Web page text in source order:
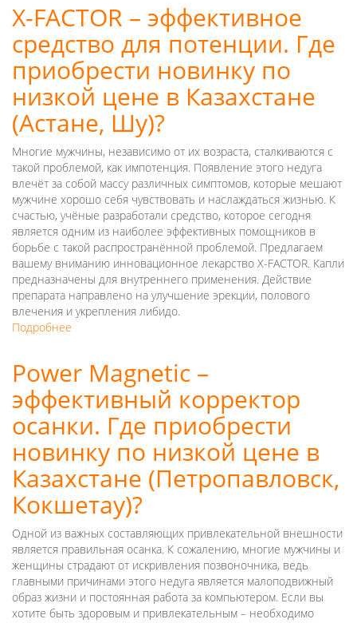
препарата.
Где
купить
новинку
по
низкой
цене
в
Казахстане
(Астане,
Шу)?
X-FACTOR – эффективное
средство для потенции. Где
приобрести новинку по
низкой цене в Казахстане
(Астане, Шу)?
Многие мужчины, независимо от их возраста, сталкиваются с
такой проблемой, как импотенция. Появление этого недуга
влечёт за собой массу различных симптомов, которые мешают
мужчине хорошо себя чувствовать и наслаждаться жизнью. К
счастью, учёные разработали средство, которое сегодня
является одним из наиболее эффективных помощников в
борьбе с такой распространённой проблемой. Предлагаем
вашему вниманию инновационное лекарство X-FACTOR. Капли
предназначены для внутреннего применения. Действие
препарата направлено на улучшение эрекции, полового
влечения и укрепления либидо.
Подробнее
–
эффективное
средство
для
потенции.
Где
приобрести
новинку
по
низкой
цене
в
Казахстане
(Астане,
Шу)?
Power Magnetic –
эффективный корректор
осанки. Где приобрести
новинку по низкой цене в
Казахстане (Петропавловск,
Кокшетау)?
Одной из важных составляющих привлекательной внешности
является правильная осанка. К сожалению, многие мужчины и
женщины страдают от искривления позвоночника, ведь
главными причинами этого недуга является малоподвижный
образ жизни и постоянная работа за компьютером. Если вы
хотите быть здоровым и привлекательным – необходимо